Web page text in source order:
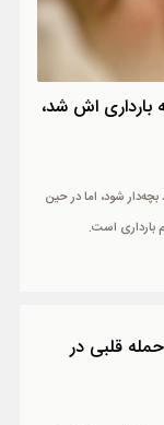
بارداری اش شد،
بچه‌دار شود، اما در حین
بارداری است.
قلبی در